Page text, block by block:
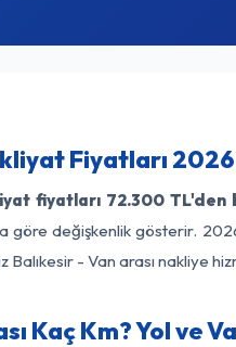
Fiyatları 2026
fiyatları 72.300 TL'den
göre değişkenlik gösterir.
Balıkesir - Van arası nakliye
Kaç Km? Yol ve